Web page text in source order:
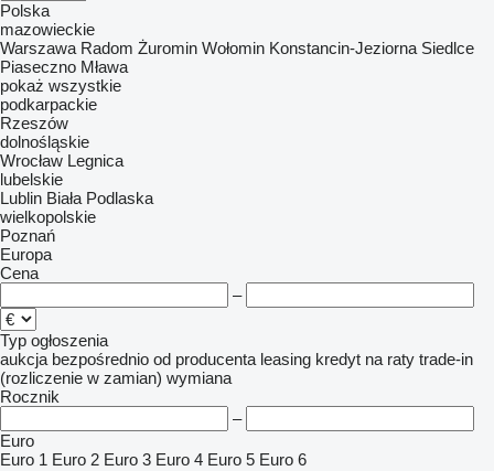
Polska
mazowieckie
Warszawa Radom Żuromin Wołomin Konstancin-Jeziorna Siedlce
Piaseczno Mława
pokaż wszystkie
podkarpackie
Rzeszów
dolnośląskie
Wrocław Legnica
lubelskie
Lublin Biała Podlaska
wielkopolskie
Poznań
Europa
Cena
–
Typ ogłoszenia
aukcja bezpośrednio od producenta leasing kredyt na raty trade-in
(rozliczenie w zamian) wymiana
Rocznik
–
Euro
Euro 1 Euro 2 Euro 3 Euro 4 Euro 5 Euro 6